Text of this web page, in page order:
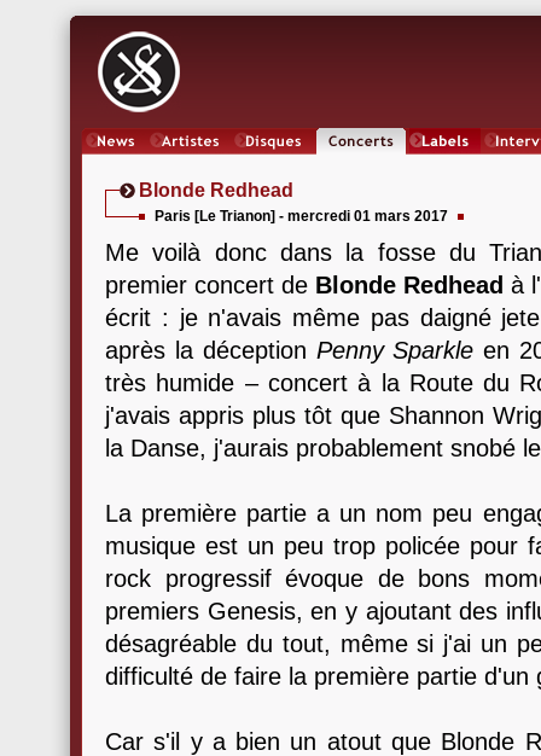
Blonde Redhead
Paris [Le Trianon] - mercredi 01 mars 2017
Me voilà donc dans la fosse du
premier concert de Blonde Redhead à
écrit : je n'avais même pas daigné
après la déception Penny Sparkle en
très humide – concert à la Route du
j'avais appris plus tôt que Shannon
la Danse, j'aurais probablement snobé
La première partie a un nom peu
musique est un peu trop policée pour
rock progressif évoque de bons
premiers Genesis, en y ajoutant des
désagréable du tout, même si j'ai un
difficulté de faire la première partie d'un
Car s'il y a bien un atout que Blonde